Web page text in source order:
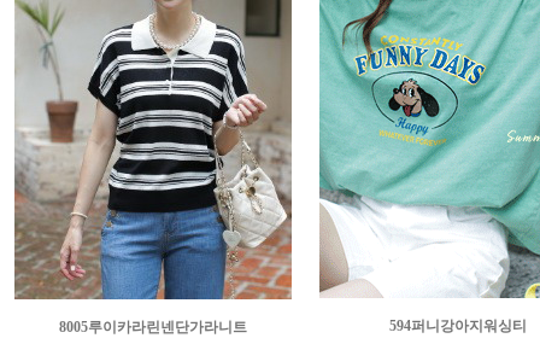
8005루이카라린넨단가라니트
594퍼니강아지워싱티